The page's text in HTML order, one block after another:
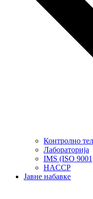
Контролно
Лабораторија
IMS (ISO
HACCP
Јавне набавке